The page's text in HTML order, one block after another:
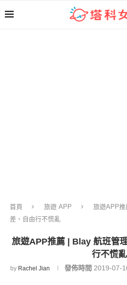
首頁 旅遊 APP
旅遊APP
差、自由行不慌亂
旅遊APP推薦 | Blay 航班管
行不慌亂
by Rachel Jian 發佈時間 2019-07-